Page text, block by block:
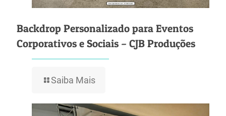
Backdrop Personalizado para Eventos
Corporativos e Sociais – CJB Produções
Saiba Mais